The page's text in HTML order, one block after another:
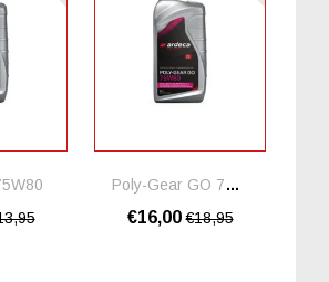
Poly-Gear GO 75W80
€16,00€18,95